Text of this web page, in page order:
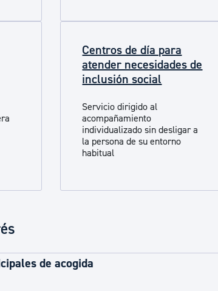
Centros de día para
atender necesidades de
inclusión social
Servicio dirigido al
acompañamiento
individualizado sin desligar a
la persona de su entorno
habitual
de acogida